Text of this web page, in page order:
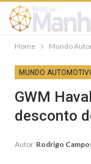
Home Mundo
MUNDO
GWM
desconto
Autor Rodrigo